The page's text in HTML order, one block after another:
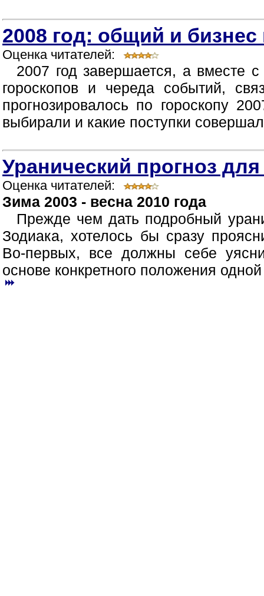
2008 год: общий и бизнес
Оценка читателей:
2007 год завершается, а вместе
гороскопов и череда событий,
прогнозировалось по гороскопу
выбирали и какие поступки
Уранический прогноз
Оценка читателей:
Зима 2003 - весна 2010 года
Прежде чем дать подробный
Зодиака, хотелось бы сразу
Во-первых, все должны себе
основе конкретного положения